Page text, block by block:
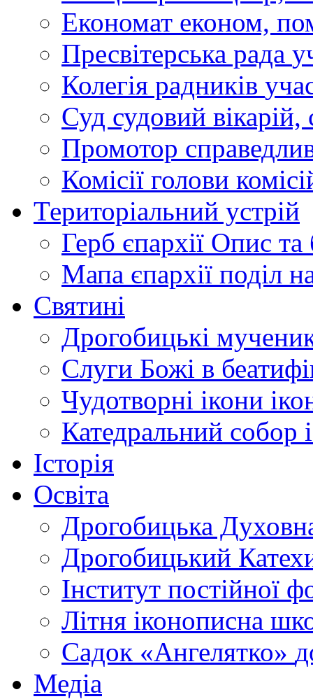
Економат економ,
Пресвітерська рада
Колегія радників
Суд судовий вікарій,
Промотор
Комісії голови
Територіальний устрій
Герб єпархії Опис та
Мапа єпархії поділ
Святині
Дрогобицькі
Слуги Божі в
Чудотворні ікони
Катедральний собор
Історія
Освіта
Дрогобицька
Дрогобицький
Інститут постійної
Літня іконописна
Садок «Ангелятко»
Медіа